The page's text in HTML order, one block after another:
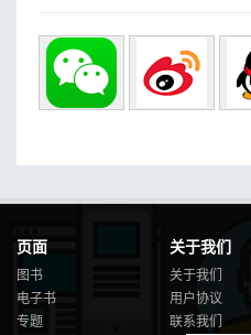
页面
图书
电子书
专题
关于我们
关于我们
用户协议
联系我们